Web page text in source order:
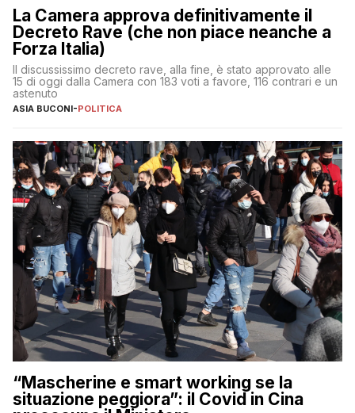
La Camera approva definitivamente il
Decreto Rave (che non piace neanche a
Forza Italia)
Il discussissimo decreto rave, alla fine, è stato approvato alle
15 di oggi dalla Camera con 183 voti a favore, 116 contrari e un
astenuto
ASIA BUCONI-POLITICA
“Mascherine e smart working se la
situazione peggiora”: il Covid in Cina